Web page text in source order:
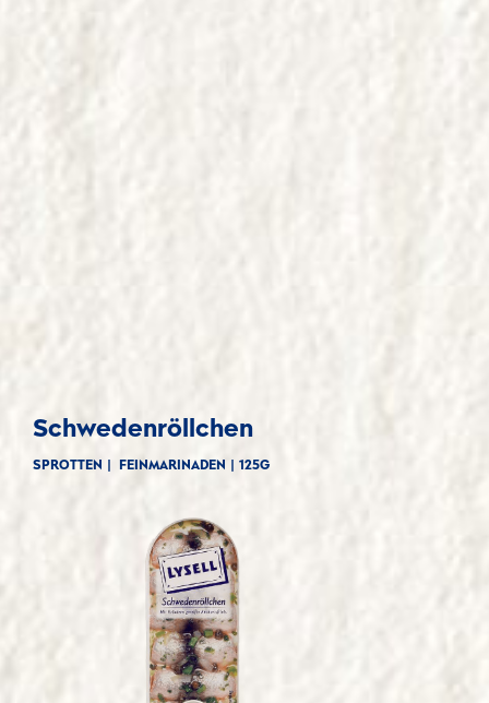
Schwedenröllchen
SPROTTEN | FEINMARINADEN | 125G